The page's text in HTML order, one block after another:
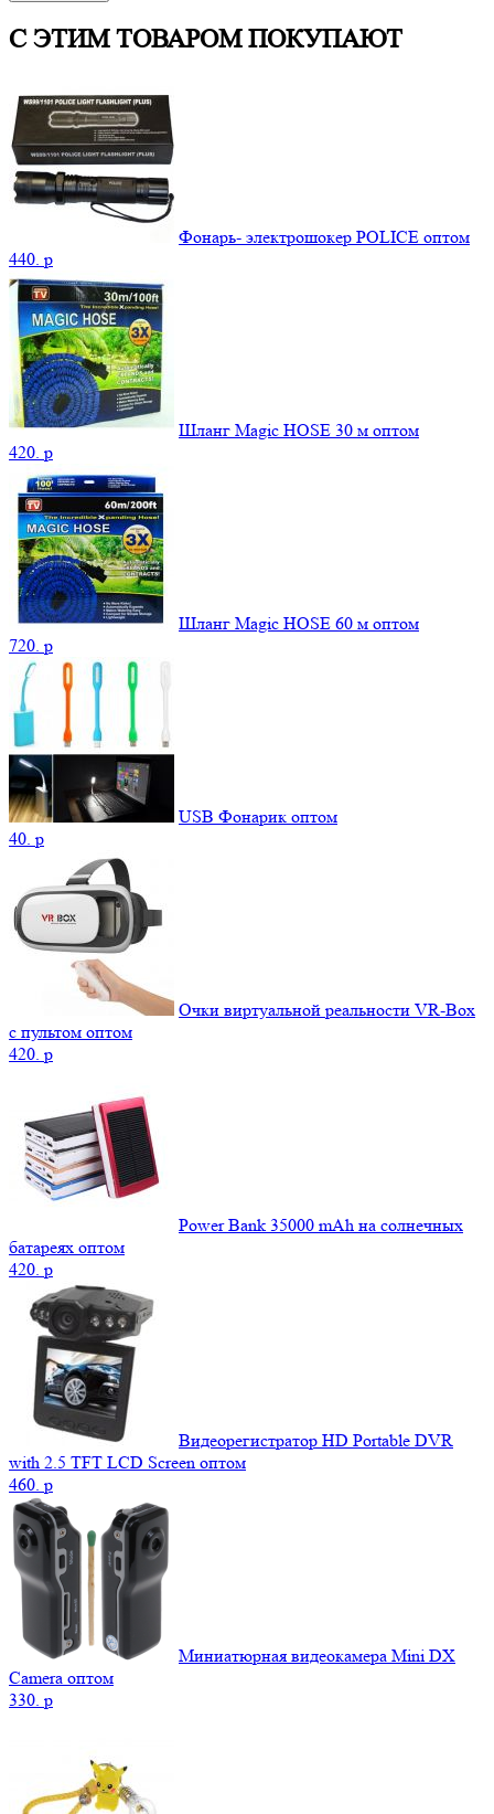
С ЭТИМ ТОВАРОМ ПОКУПАЮТ
Фонарь- электрошокер POLICE оптом
440. p
Шланг Magic HOSE 30 м оптом
420. p
Шланг Magic HOSE 60 м оптом
720. p
USB Фонарик оптом
40. p
Очки виртуальной реальности VR-Box
с пультом оптом
420. p
Power Bank 35000 mAh на солнечных
батареях оптом
420. p
Видеорегистратор HD Portable DVR
with 2.5 TFT LCD Screen оптом
460. p
Миниатюрная видеокамера Mini DX
Camera оптом
330. p